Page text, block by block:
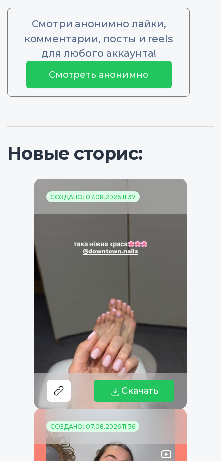
Смотри анонимно лайки,
комментарии, посты и reels
для любого аккаунта!
Смотреть анонимно
Новые сторис:
СОЗДАНО: 07.08.2026 11:37
Скачать
СОЗДАНО: 07.08.2026 11:36